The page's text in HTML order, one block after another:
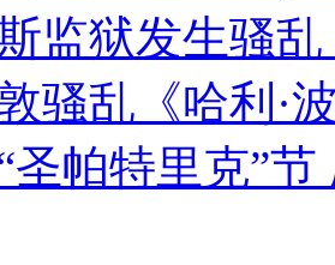
老人 痛下狠手拳打脚踢
医生回应
监狱发生骚
骚乱《哈利·
圣帕特里克”